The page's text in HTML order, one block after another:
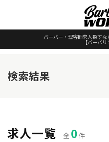
バーバー・理容師求人探す
【バーバリ
検索結果
求人一覧 全 0件